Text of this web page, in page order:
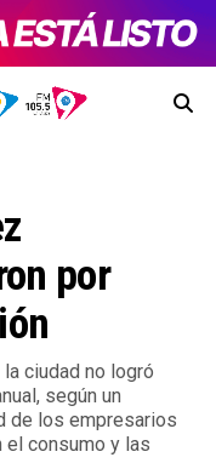
por
ciudad no logró
según un
de los empresarios
el consumo y las